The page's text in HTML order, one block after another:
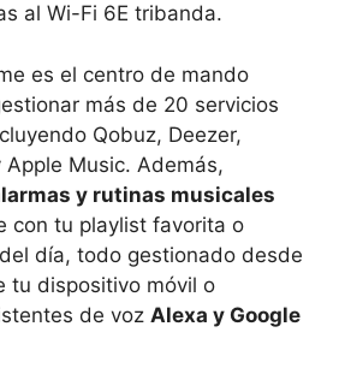
al Wi-Fi 6E tribanda.
es el centro de mando
más de 20 servicios
Qobuz, Deezer,
Apple Music. Además,
y rutinas musicales
con tu playlist favorita o
día, todo gestionado desde
tu dispositivo móvil o
de voz Alexa y Google